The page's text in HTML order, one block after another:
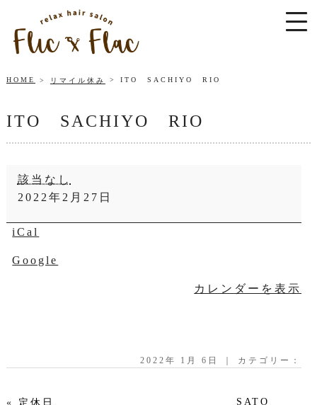
HOME リマイル休み ITO SACHIYO RIO
ITO SACHIYO RIO
SACHIYO
RIO
該当なし
2022年2月27日
iCal
Google
カレンダーを表示
2022年 1月 6日 ｜ カテゴリー：
« 定休日 SATO